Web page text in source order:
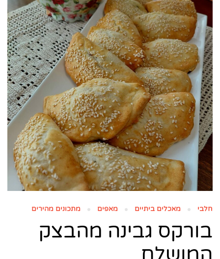
חלבי מאכלים ביתיים מאפים מתכונים מהירים
בורקס גבינה מהבצק